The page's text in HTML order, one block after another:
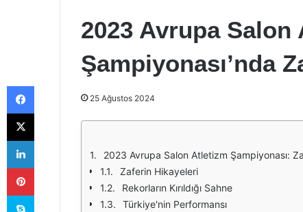
2023 Avrupa Salon
Şampiyonası’nda
25 Ağustos 2024
2023 Avrupa Salon Atletizm Şampiyonası:
Zaferin Hikayeleri
Rekorların Kırıldığı Sahne
Türkiye'nin Performansı
Facebook
X
LinkedIn
Pinterest
Skype